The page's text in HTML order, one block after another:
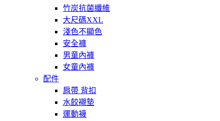
竹炭抗菌纖維
大尺碼XXL
淺色不顯色
安全褲
男童內褲
女童內褲
配件
肩帶 背扣
水餃襯墊
運動襪